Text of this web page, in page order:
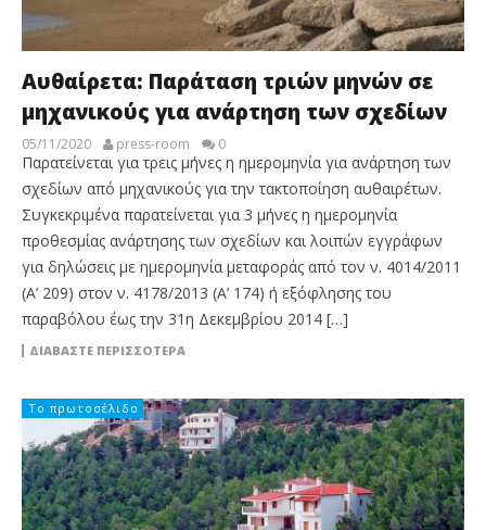
Αυθαίρετα: Παράταση τριών μηνών σε
μηχανικούς για ανάρτηση των σχεδίων
05/11/2020 press-room 0
Παρατείνεται για τρεις μήνες η ημερομηνία για ανάρτηση των
σχεδίων από μηχανικούς για την τακτοποίηση αυθαιρέτων.
Συγκεκριμένα παρατείνεται για 3 μήνες η ημερομηνία
προθεσμίας ανάρτησης των σχεδίων και λοιπών εγγράφων
για δηλώσεις με ημερομηνία μεταφοράς από τον ν. 4014/2011
(Α’ 209) στον ν. 4178/2013 (Α’ 174) ή εξόφλησης του
παραβόλου έως την 31η Δεκεμβρίου 2014 […]
ΔΙΑΒΆΣΤΕ ΠΕΡΙΣΣΌΤΕΡΑ
Το πρωτοσέλιδο